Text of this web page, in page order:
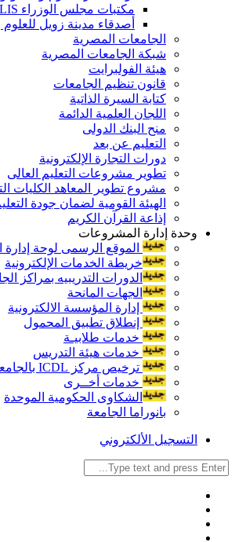
مكتبات مجلس الوزراء ELIS
أصدقاء مدينة زويل للعلوم
الجامعات المصرية
شبكة الجامعات المصرية
هيئة الفولبرايت
قانون تنظيم الجامعات
كتابة السيرة الذاتية
اللجان العلمية الدائمة
منح البنك الدولى
التعليم عن بعد
دورات التجارة الإلكترونية
تطوير مشروعات التعليم العالى
مشروع تطوير المعاهد الكليات
الهيئة القومية لضمان جودة
إذاعة القرآن الكريم
وحدة إدارة المشروعات
الموقع الرسمى لوحة
خريطة الخدمات الإلكترونية
الدورات التدريبيه بمراكز
الجهات المانحة
إدارة المؤسسة الالكترونية
إنطلاق تطبيق المحمول
خدمات طلابيـة
خدمات هيئة التدريس
ترخيص مركز ICDL بالجامعة
خدمات أخــرى
الشكاوى الحكومية الموحدة
بانوراما الجامعة
التسجيل الألكتروني